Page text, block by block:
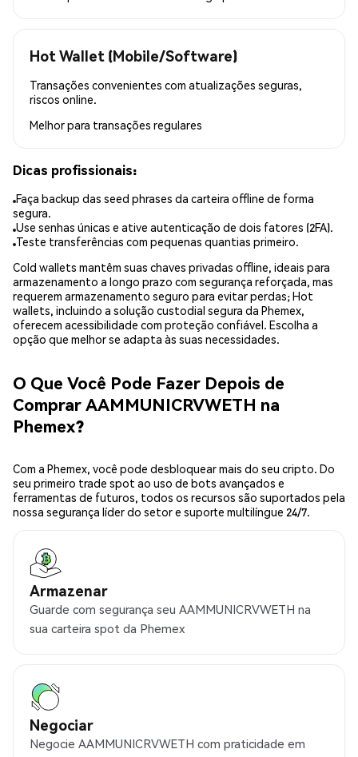
Hot Wallet (Mobile/Software)
Transações convenientes com atualizações seguras,
riscos online.
Melhor para transações regulares
Dicas profissionais:
Faça backup das seed phrases da carteira offline de forma
segura.
Use senhas únicas e ative autenticação de dois fatores (2FA).
Teste transferências com pequenas quantias primeiro.
Cold wallets mantêm suas chaves privadas offline, ideais para
armazenamento a longo prazo com segurança reforçada, mas
requerem armazenamento seguro para evitar perdas; Hot
wallets, incluindo a solução custodial segura da Phemex,
oferecem acessibilidade com proteção confiável. Escolha a
opção que melhor se adapta às suas necessidades.
O Que Você Pode Fazer Depois de
Comprar AAMMUNICRVWETH na
Phemex?
Com a Phemex, você pode desbloquear mais do seu cripto. Do
seu primeiro trade spot ao uso de bots avançados e
ferramentas de futuros, todos os recursos são suportados pela
nossa segurança líder do setor e suporte multilíngue 24/7.
Armazenar
Guarde com segurança seu AAMMUNICRVWETH na
sua carteira spot da Phemex
Negociar
Negocie AAMMUNICRVWETH com praticidade em